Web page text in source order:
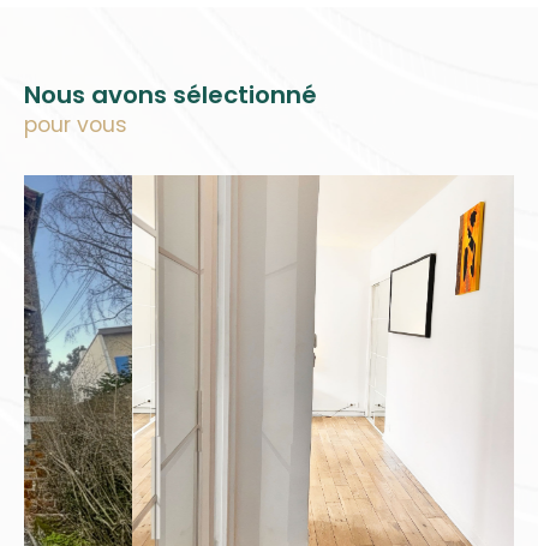
Nous avons sélectionné
pour vous